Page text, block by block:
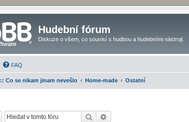
Hudební fórum
Diskuze o všem, co souvisí s hudbou a hudebními nástroji.
FAQ
:: Co se nikam jinam nevešlo Home-made Ostatní
Hledat